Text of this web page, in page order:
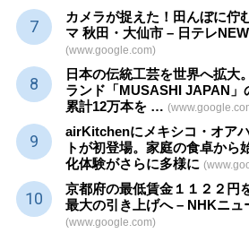
カメラが捉えた！田んぼに佇
マ 秋田・大仙市 – 日テレ
(www.google.com)
日本の伝統工芸を世界へ拡大
ランド「MUSASHI JAPAN」
累計12万本を …
airKitchenにメキシコ・オア
トが初登場。家庭の食卓から
化体験がさらに多様に
京都府の最低賃金１１２２円
最大の引き上げへ – NHKニュ
(www.google.com)